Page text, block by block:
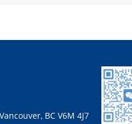
BC V6M 4J7